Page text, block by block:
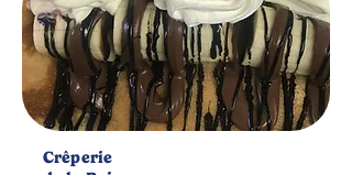
Crêperie